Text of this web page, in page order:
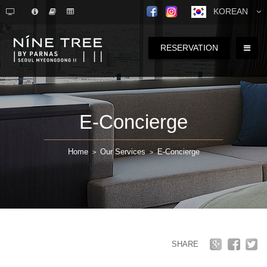
KOREAN
RESERVATION
E-Concierge
Home > Our Services> E-Concierge
SHARE